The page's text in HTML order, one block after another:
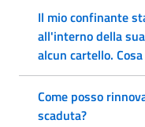
Il mio confinante
all'interno della
alcun cartello.
Come posso
scaduta?